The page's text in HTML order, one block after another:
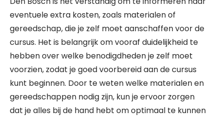
eventuele extra kosten, zoals materialen of
gereedschap, die je zelf moet aanschaffen voor de
cursus. Het is belangrijk om vooraf duidelijkheid te
hebben over welke benodigdheden je zelf moet
voorzien, zodat je goed voorbereid aan de cursus
kunt beginnen. Door te weten welke materialen en
gereedschappen nodig zijn, kun je ervoor zorgen
dat je alles bij de hand hebt om optimaal te kunnen